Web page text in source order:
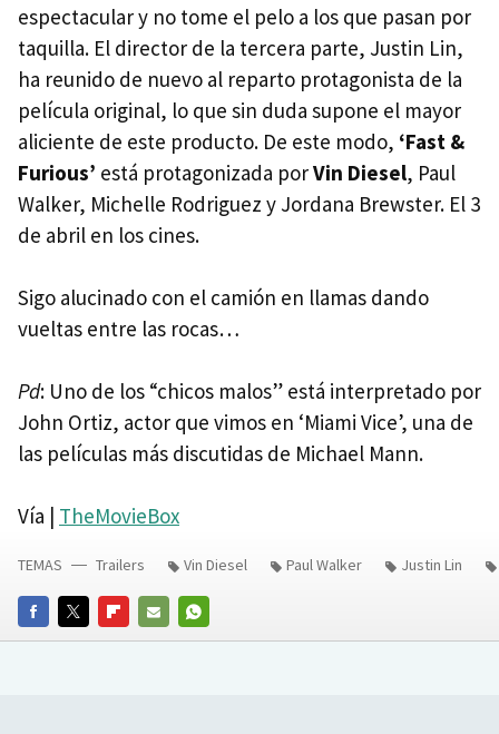
espectacular y no tome el pelo a los que pasan por
taquilla. El director de la tercera parte, Justin Lin,
ha reunido de nuevo al reparto protagonista de la
película original, lo que sin duda supone el mayor
aliciente de este producto. De este modo, ‘Fast &
Furious’ está protagonizada porVin Diesel, Paul
Walker, Michelle Rodriguez y Jordana Brewster. El 3
de abril en los cines.
Sigo alucinado con el camión en llamas dando
vueltas entre las rocas…
Pd: Uno de los “chicos malos” está interpretado por
John Ortiz, actor que vimos en ‘Miami Vice’, una de
las películas más discutidas de Michael Mann.
Vía | TheMovieBox
FACEBOOKTWITTERFLIPBOARD
E-
WHATSAPP
TEMAS Trailers Vin Diesel Paul Walker Justin Lin